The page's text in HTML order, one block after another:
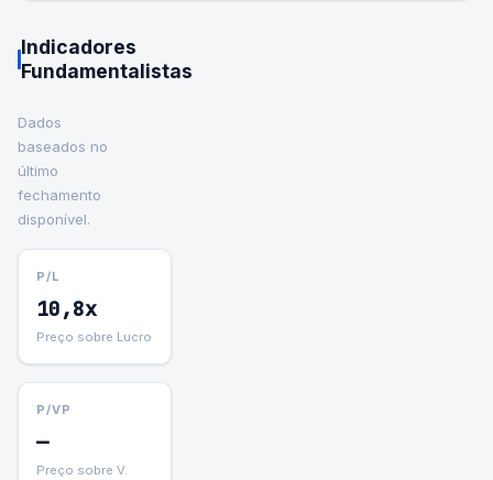
Indicadores
Fundamentalistas
Dados
baseados no
último
fechamento
disponível.
P/L
10,8x
Preço sobre Lucro
P/VP
—
Preço sobre V.